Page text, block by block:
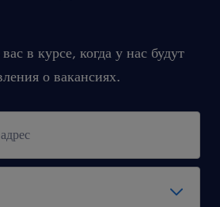
в курсе, когда у нас будут
о вакансиях.